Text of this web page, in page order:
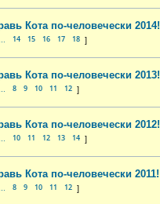
Кота по-человечески 2014!
14 15 16 17 18
Кота по-человечески 2013!
8 9 10 11 12
Кота по-человечески 2012!
10 11 12 13 14
Кота по-человечески 2011!
8 9 10 11 12